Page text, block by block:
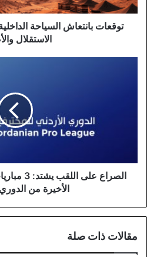
الاستقلال
والأضحى
توقعات بانتعاش السياحة
الاستقلال
الجولة
الصراع
الأخيرة من
مقالات ذات صلة